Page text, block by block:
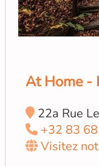
At Home -
22a Rue
+32 83
Visitez